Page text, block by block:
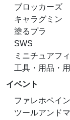
ブロッカーズ
キャラグミン
塗るプラ
SWS
ミニチュアフ
工具・用品・
イベント
ファレホペイ
ツールアンド